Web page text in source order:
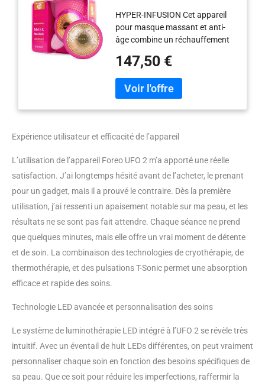
Complet, Masque Visage
Beauté, Traitement
Chaud, Froid, Massage
Visage, Hydratant,
Absorption Supérieure
Soins De La Peau,
Fuchsia
HYPER-INFUSION Cet appareil
pour masque massant et anti-
âge combine un réchauffement
T-sonique pour faciliter
l'absorption des soins et obtenir
des résultats optimaux.
MASQUE LUMINOTHÉRAPIE
VISAGE Luminothérapie par LED
satisfaire tous les besoins de la
de niveau pro sans effort, à la
maison. CONTRÔLE AVANCÉ DE
LA TEMPÉRATURE Le contrôle
avancé de la température
permet une personnalisation
complète du réchauffement et
du refroidissement pour une
expérience de soin spa sur
mesure. CRYOTHÉRAPIE POUR
RAFFERMIR Le refroidissement
l'hydratation et les ingrédients
du masque, atténue les poches,
combat les inflammations et
raffermit instantanément.
COMPATIBLE AVEC TOUS LES
MASQUES UFO Soins de la peau
coréens, clean aux extraits
147,50 €
Expérience utilisateur et efficacité de l’appareil
L’utilisation de l’appareil Foreo UFO 2 m’a apporté une réelle
satisfaction. J’ai longtemps hésité avant de l’acheter, le prenant
pour un gadget, mais il a prouvé le contraire. Dès la première
utilisation, j’ai ressenti un apaisement notable sur ma peau, et les
résultats ne se sont pas fait attendre. Chaque séance ne prend
que quelques minutes, mais elle offre un vrai moment de détente
et de soin. La combinaison des technologies de cryothérapie, de
thermothérapie, et des pulsations T-Sonic permet une absorption
efficace et rapide des soins.
Technologie LED avancée et personnalisation des soins
Le système de luminothérapie LED intégré à l’UFO 2 se révèle très
intuitif. Avec un éventail de huit LEDs différentes, on peut vraiment
personnaliser chaque soin en fonction des besoins spécifiques de
sa peau. Que ce soit pour réduire les imperfections, raffermir la